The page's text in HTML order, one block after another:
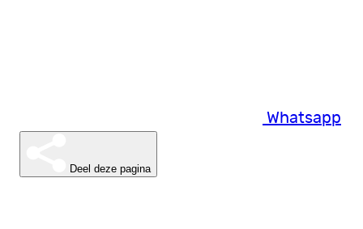
Whatsapp
Deel deze pagina